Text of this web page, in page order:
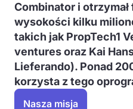
Combinator i
wysokości kilku
takich jak PropTech1
ventures oraz Kai
Lieferando). Ponad
korzysta z tego
Nasza misja